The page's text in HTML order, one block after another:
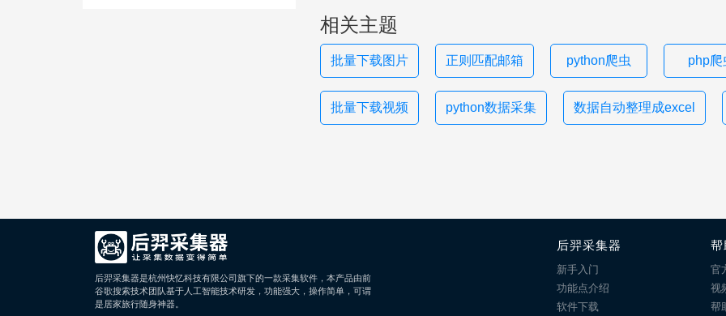
相关主题
批量下载图片 正则匹配邮箱 python爬虫 php爬
批量下载视频 python数据采集 数据自动整理成excel
后羿采集器是杭州快忆科技有限公司旗下的一款采集软件，本产品由前
谷歌搜索技术团队基于人工智能技术研发，功能强大，操作简单，可谓
是居家旅行随身神器。
后羿采集器
新手入门
功能点介绍
软件下载
帮
官
视
帮